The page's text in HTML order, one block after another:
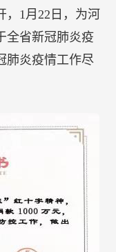
，1月22日，为河
全省新冠肺炎疫
肺炎疫情工作尽